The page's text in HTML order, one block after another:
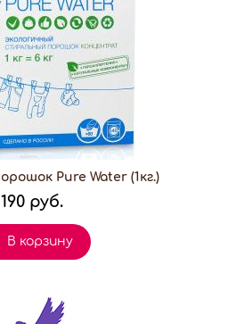
Pure Water (1кг.)
руб.
В корзину